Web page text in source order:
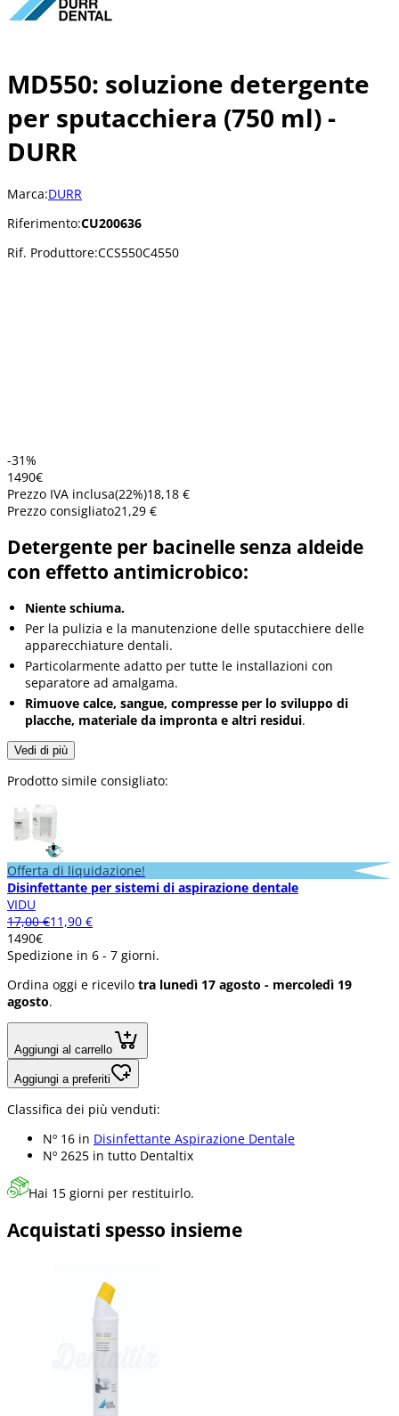
MD550: soluzione detergente
per sputacchiera (750 ml) -
DURR
Marca:DURR
Riferimento:CU200636
Rif. Produttore:CCS550C4550
-31%
1490€
Prezzo IVA inclusa(22%)18,18 €
Prezzo consigliato21,29 €
Detergente per bacinelle senza aldeide
con effetto antimicrobico:
Niente schiuma.
Per la pulizia e la manutenzione delle sputacchiere delle
apparecchiature dentali.
Particolarmente adatto per tutte le installazioni con
separatore ad amalgama.
Rimuove calce, sangue, compresse per lo sviluppo di
placche, materiale da impronta e altri residui.
Vedi di più
Prodotto simile consigliato:
Offerta di liquidazione!
Disinfettante per sistemi di aspirazione dentale
VIDU
17,00 €11,90 €
1490€
Spedizione in 6 - 7 giorni.
Ordina oggi e ricevilo tra lunedì 17 agosto - mercoledì 19
agosto.
Aggiungi al carrello
Aggiungi a preferiti
Classifica dei più venduti:
Nº 16 in Disinfettante Aspirazione Dentale
Nº 2625 in tutto Dentaltix
Hai 15 giorni per restituirlo.
Acquistati spesso insieme